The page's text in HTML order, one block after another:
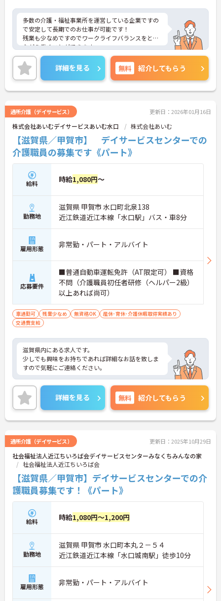
多数の介護・福祉事業所を運営している企業ですの
で安定して長期でのお仕事が可能です！
残業も少なめですのでワークライフバランスをとり
ながら働くことができます。
ご興味ある方には、面接のポイントなど、さらに詳
細をお話致しますのでお気軽にご相談ください。
詳細を見る 無料 紹介してもらう
通所介護（デイサービス） 更新日：2026年01月16日
株式会社あいむデイサービスあいむ水口 株式会社あいむ
【滋賀県／甲賀市】 デイサービスセンターでの
介護職員の募集です《パート》
給料 時給1,080円～
勤務地
滋賀県 甲賀市 水口町北泉138
近江鉄道近江本線「水口駅」バス・車8分
雇用形態 非常勤・パート・アルバイト
応募要件
■普通自動車運転免許（AT限定可） ■資格
不問（介護職員初任者研修（ヘルパー2級）
以上あれば尚可）
車通勤可 残業少なめ 無資格OK
産休･育休･介護休暇取得実績あり
交通費支給
滋賀県内にある求人です。
少しでも興味をお持ちであれば詳細なお話を致しま
すので気軽にご連絡ください。
詳細を見る 無料 紹介してもらう
通所介護（デイサービス） 更新日：2025年10月29日
社会福祉法人近江ちいろば会デイサービスセンターみなくちみんなの家
社会福祉法人近江ちいろば会
【滋賀県／甲賀市】デイサービスセンターでの介
護職員募集です！《パート》
給料 時給1,080円～1,200円
勤務地
滋賀県 甲賀市 水口町本丸２－５４
近江鉄道近江本線「水口城南駅」徒歩10分
雇用形態 非常勤・パート・アルバイト